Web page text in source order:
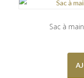
Sac à